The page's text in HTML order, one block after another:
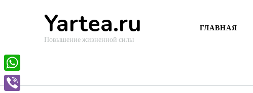
Yartea.ru
Повышение жизненной силы
ГЛАВНАЯ
WhatsApp